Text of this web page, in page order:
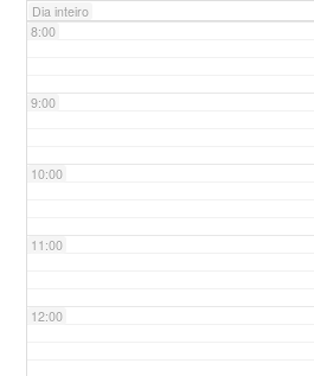
Dia inteiro
8:00
9:00
10:00
11:00
12:00